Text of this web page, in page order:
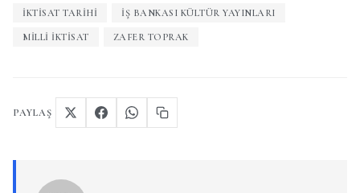
İKTISAT TARIHI IŞ BANKASI KÜLTÜR YAYINLARI
MILLI IKTISAT ZAFER TOPRAK
PAYLAŞ